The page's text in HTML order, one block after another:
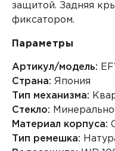
защитой. Задняя
фиксатором.
Параметры
Артикул/модель:
Страна: Япония
Тип механизма:
Стекло:
Материал корпуса:
Тип ремешка: